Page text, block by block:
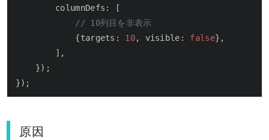
columnDefs : [
// 10列目を非表示
            {
targets : 10, visible : false},
        ],
    });
});
原因